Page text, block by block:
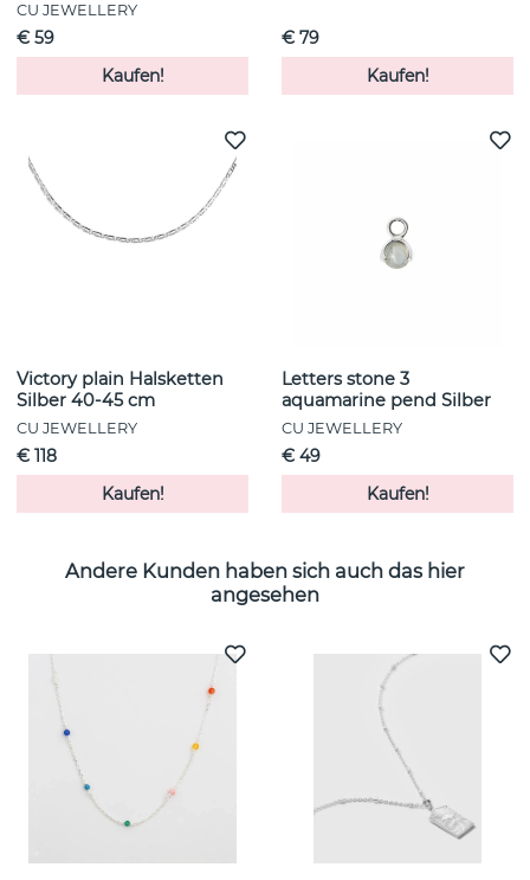
CU JEWELLERY
€ 59
Kaufen!
€ 79
Kaufen!
Victory plain Halsketten
Silber 40-45 cm
CU JEWELLERY
€ 118
Kaufen!
Letters stone 3
aquamarine pend Silber
CU JEWELLERY
€ 49
Kaufen!
Andere Kunden haben sich auch das hier
angesehen